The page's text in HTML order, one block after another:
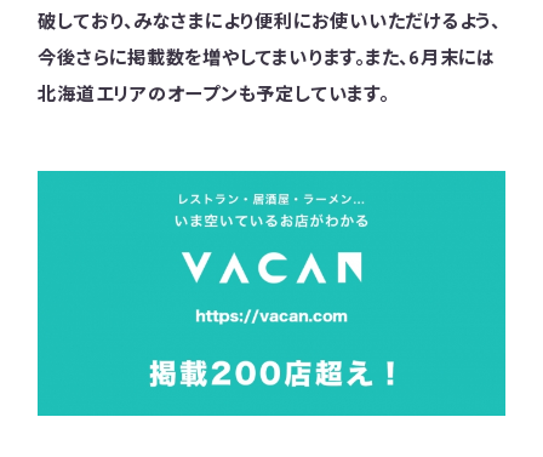
破しており、みなさまにより便利にお使いいただけるよう、
今後さらに掲載数を増やしてまいります。また、6月末には
北海道エリアのオープンも予定しています。